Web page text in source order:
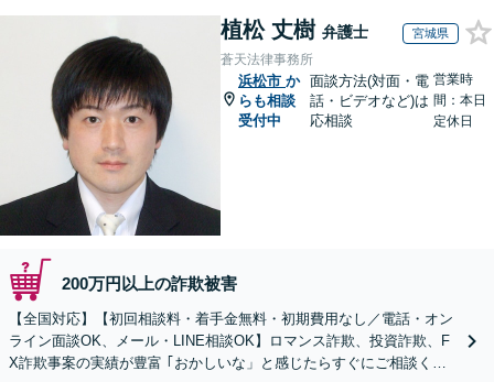
植松 丈樹 弁護士 宮城県
蒼天法律事務所
浜松市 か
らも相談
受付中
面談方法(対面・電
話・ビデオなど)は
応相談
営業時
間：本日
定休日
200万円以上の詐欺被害
【全国対応】【初回相談料・着手金無料・初期費用なし／電話・オン
ライン面談OK、メール・LINE相談OK】ロマンス詐欺、投資詐欺、F
X詐欺事案の実績が豊富 ｢おかしいな」と感じたらすぐにご相談くだ